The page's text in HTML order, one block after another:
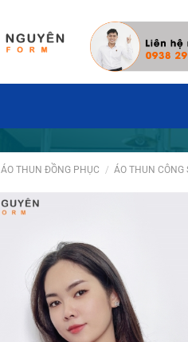
Đặt hàng hôm
ÁO THUN ĐỒNG PHỤC / ÁO THUN CÔNG